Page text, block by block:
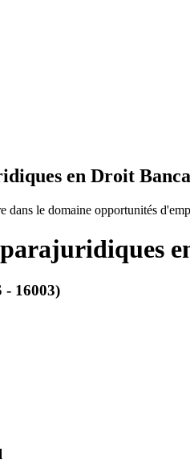
en Droit
dans le domaine opportunités
- 16003)